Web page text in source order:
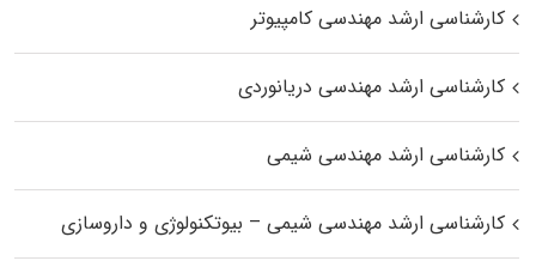
کارشناسی ارشد مهندسی کامپیوتر
کارشناسی ارشد مهندسی دریانوردی
کارشناسی ارشد مهندسی شیمی
کارشناسی ارشد مهندسی شیمی – بیوتکنولوژی و داروسازی